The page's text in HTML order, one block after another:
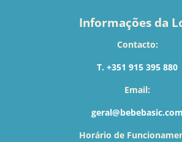
Informações da
Contacto:
T. +351 915 395 880
Email:
geral@bebebasic.com
Horário de